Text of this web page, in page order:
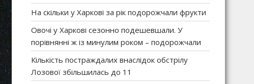
На скільки у Харкові за рік подорожчали фрукти
Овочі у Харкові сезонно подешевшали. У
порівнянні ж із минулим роком – подорожчали
Кількість постраждалих внаслідок обстрілу
Лозової збільшилась до 11